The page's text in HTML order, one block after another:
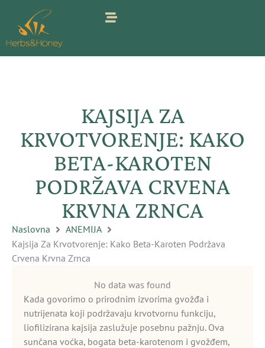
sadržaj
KAJSIJA ZA
KRVOTVORENJE: KAKO
BETA-KAROTEN
PODRŽAVA CRVENA
KRVNA ZRNCA
Naslovna
ANEMIJA
Kajsija Za Krvotvorenje: Kako Beta-Karoten Podržava
Crvena Krvna Zrnca
No data was found
Kada govorimo o prirodnim izvorima gvožđa i
nutrijenata koji podržavaju krvotvornu funkciju,
liofilizirana kajsija zaslužuje posebnu pažnju. Ova
sunčana voćka, bogata beta-karotenom i gvožđem,